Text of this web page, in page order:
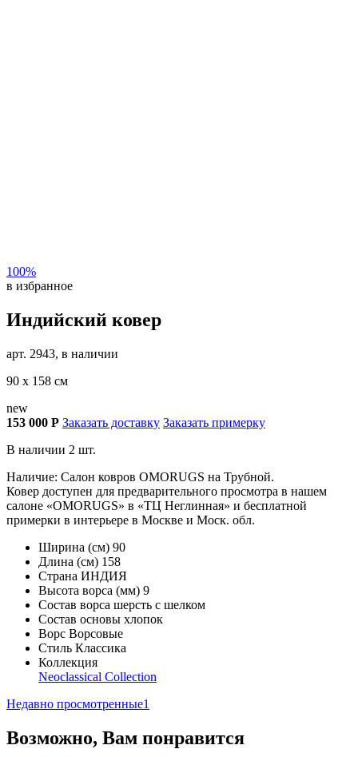
100%
в избранное
Индийский ковер
арт. 2943, в наличии
90 х 158 см
new
153 000 Р Заказать доставку Заказать примерку
В наличии 2 шт.
Наличие: Салон ковров OMORUGS на Трубной.
Ковер доступен для предварительного просмотра в нашем
салоне «OMORUGS» в «ТЦ Неглинная» и бесплатной
примерки в интерьере в Москве и Моск. обл.
Ширина (см) 90
Длина (см) 158
Страна ИНДИЯ
Высота ворса (мм) 9
Состав ворса шерсть с шелком
Состав основы хлопок
Ворс Ворсовые
Стиль Классика
Коллекция
Neoclassical Collection
Недавно просмотренные1
Возможно, Вам понравится